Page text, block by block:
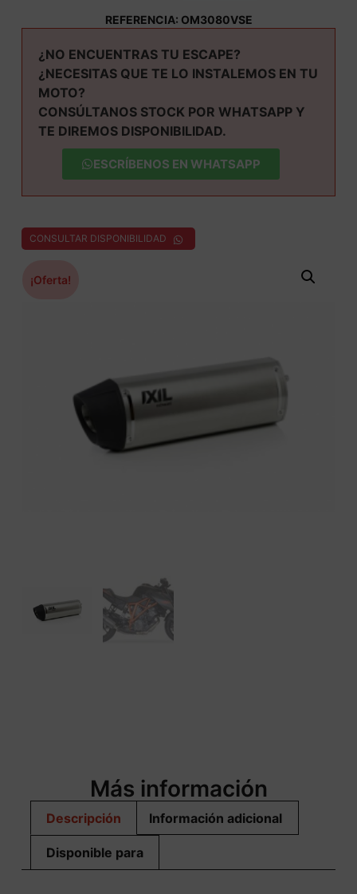
REFERENCIA: OM3080VSE
¿NO ENCUENTRAS TU ESCAPE?
¿NECESITAS QUE TE LO INSTALEMOS EN TU
MOTO?
CONSÚLTANOS STOCK POR WHATSAPP Y
TE DIREMOS DISPONIBILIDAD.
ESCRÍBENOS EN WHATSAPP
CONSULTAR DISPONIBILIDAD
¡Oferta!
Más información
Descripción Información adicional
Disponible para